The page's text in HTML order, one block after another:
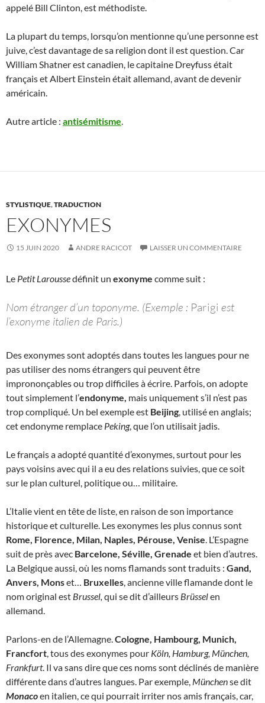
appelé Bill Clinton, est méthodiste.
La plupart du temps, lorsqu’on mentionne qu’une personne est
juive, c’est davantage de sa religion dont il est question. Car
William Shatner est canadien, le capitaine Dreyfuss était
français et Albert Einstein était allemand, avant de devenir
américain.
Autre article : antisémitisme.
STYLISTIQUE,TRADUCTION
EXONYMES
15 JUIN 2020 ANDRE RACICOT LAISSER UN COMMENTAIRE
Le Petit Laroussedéfinit un exonyme comme suit :
Nom étranger d’un toponyme. (Exemple : Parigi est
l’exonyme italien de Paris.)
Des exonymes sont adoptés dans toutes les langues pour ne
pas utiliser des noms étrangers qui peuvent être
imprononçables ou trop difficiles à écrire. Parfois, on adopte
tout simplement l’endonyme, mais uniquement s’il n’est pas
trop compliqué. Un bel exemple est Beijing, utilisé en anglais;
cet endonyme remplace Peking, que l’on utilisait jadis.
Le français a adopté quantité d’exonymes, surtout pour les
pays voisins avec qui il a eu des relations suivies, que ce soit
sur le plan culturel, politique ou… militaire.
L’Italie vient en tête de liste, en raison de son importance
historique et culturelle. Les exonymes les plus connus sont
Rome, Florence, Milan, Naples, Pérouse, Venise. L’Espagne
suit de près avec Barcelone, Séville, Grenade et bien d’autres.
La Belgique aussi, où les noms flamands sont traduits : Gand,
Anvers, Monset… Bruxelles, ancienne ville flamande dont le
nom original est Brussel, qui se dit d’ailleurs Brüsselen
allemand.
Parlons-en de l’Allemagne.Cologne, Hambourg, Munich,
Francfort, tous des exonymes pour Köln, Hamburg, München,
Frankfurt. Il va sans dire que ces noms sont déclinés de manière
différente dans d’autres langues. Par exemple, Münchense dit
Monacoen italien, ce qui pourrait irriter nos amis français, car,